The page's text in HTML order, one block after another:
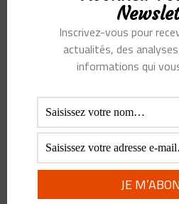
on que c’est la société
phénomène TikTok Et pourtant,
Inscrivez-vous pour
actualités, des
informations qui